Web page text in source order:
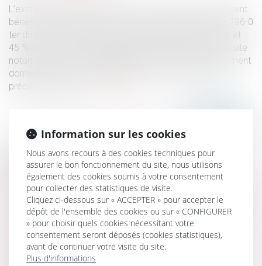
L’exonération totale de droits de succession dont peuvent
bénéficier certains frères et sœurs portée par l’article 796-0
ter du CGI est très attractive eu égard au taux de 35 % et
45 % ayant vocation à s’appliquer. Son bénéfice nécessite
notamment que le collatéral survivant ait été constamment
domicilié avec le défunt durant les cinq années ayant
précédé le décès...
Historique
Exonération totale de droits de succession entre frères
et sœurs (CGI, art. 796-0 ter) : attention de ne pas
confondre « domicile commun » et « résidence commune »
Cotisations 2026 : un arrêté qui confirme les règles
applicables au logement social
Élections CSE : les limites de l’obligation de loyauté de
Information sur les cookies
Nous avons recours à des cookies techniques pour
assurer le bon fonctionnement du site, nous utilisons
également des cookies soumis à votre consentement
pour collecter des statistiques de visite.
Cliquez ci-dessous sur « ACCEPTER » pour accepter le
dépôt de l'ensemble des cookies ou sur « CONFIGURER
» pour choisir quels cookies nécessitant votre
consentement seront déposés (cookies statistiques),
avant de continuer votre visite du site.
Plus d'informations